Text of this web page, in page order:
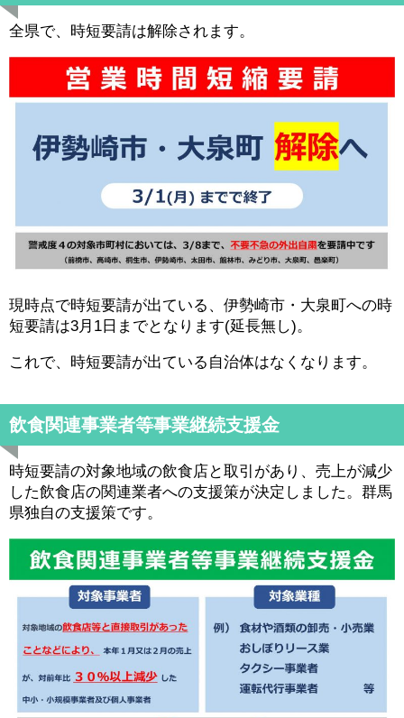
全県で、時短要請は解除されます。
現時点で時短要請が出ている、伊勢崎市・大泉町への時
短要請は3月1日までとなります(延長無し)。
これで、時短要請が出ている自治体はなくなります。
飲食関連事業者等事業継続支援金
時短要請の対象地域の飲食店と取引があり、売上が減少
した飲食店の関連業者への支援策が決定しました。群馬
県独自の支援策です。